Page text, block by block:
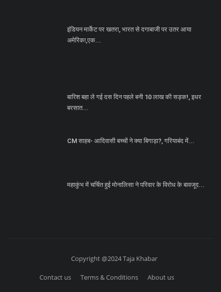
इंडियन मार्केट पर खतरा, भारत से दगाबाजी पर उतर आया
अमेरिका,एक...
बारिश बहा ले गई दस दिन पहले बनी 10 लाख की सड़क!, इधर
बरसात...
CM साहब- आदिवासी बच्चों ने क्या बिगाड़ा?, गरियाबंद में...
महाकुंभ में चर्चित हुई मोनालिसा ने परिवार के विरोध के बावजूद...
Copyright @2024 Taja Khabar
Contact us Terms & Conditions About us